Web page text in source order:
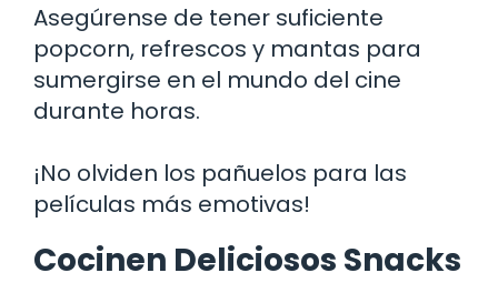
Asegúrense de tener suficiente
popcorn, refrescos y mantas para
sumergirse en el mundo del cine
durante horas.
¡No olviden los pañuelos para las
películas más emotivas!
Cocinen Deliciosos Snacks